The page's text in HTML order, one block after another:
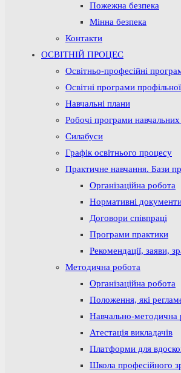
Пожежна безпека
Мінна безпека
Контакти
ОСВІТНІЙ ПРОЦЕС
Освітньо-професійні
Освітні програми
Навчальні плани
Робочі програми
Силабуси
Графік освітнього процесу
Практичне навчання. Бази
Організаційна робота
Нормативні
Договори співпраці
Програми практики
Рекомендації, заяви,
Методична робота
Організаційна робота
Положення, які
Навчально-методична
Атестація викладачів
Платформи для
Школа професійного